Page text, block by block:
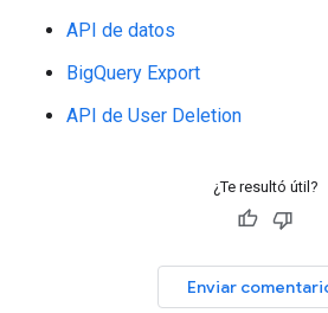
API de datos
BigQuery Export
API de User Deletion
¿Te resultó útil?
Enviar